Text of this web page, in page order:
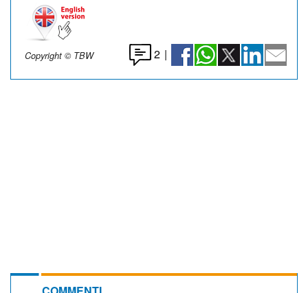
Copyright © TBW 2 |